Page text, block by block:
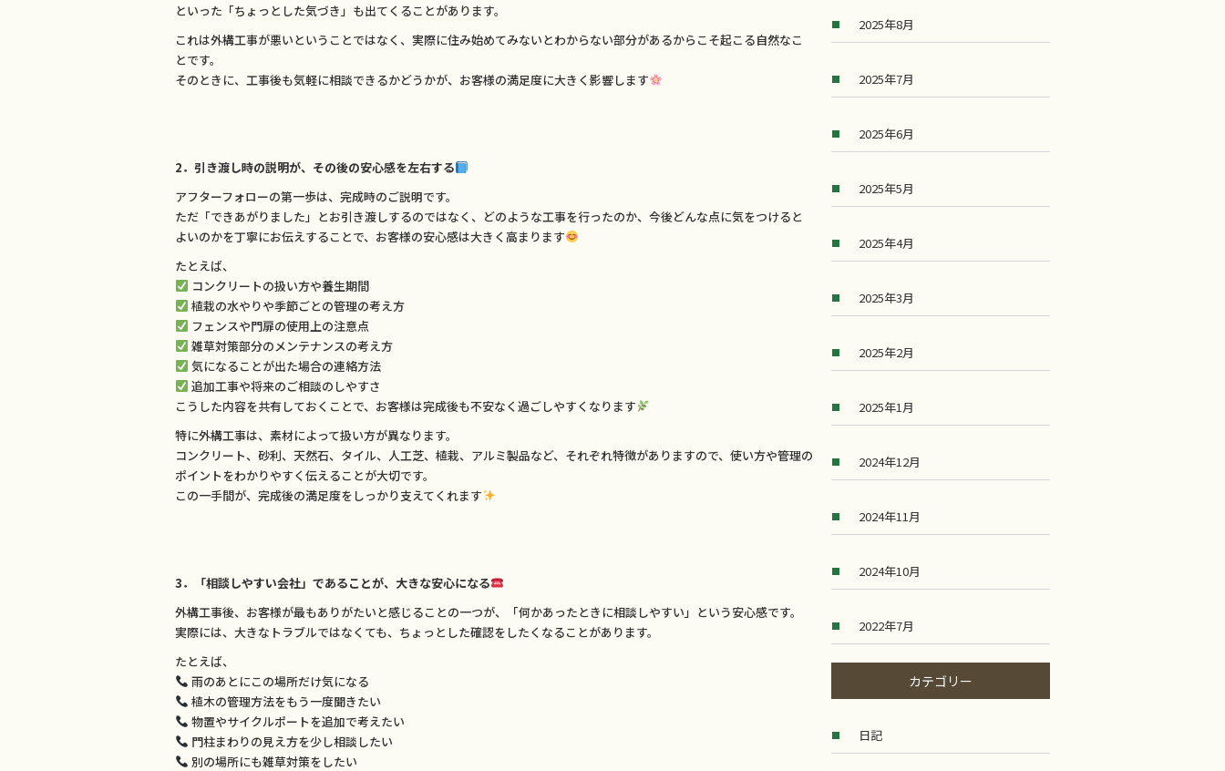
といった「ちょっとした気づき」も出てくることがあります。
これは外構工事が悪いということではなく、実際に住み始めてみないとわからない部分があるからこそ起こる自然なこ
とです。
そのときに、工事後も気軽に相談できるかどうかが、お客様の満足度に大きく影響します
2．引き渡し時の説明が、その後の安心感を左右する
アフターフォローの第一歩は、完成時のご説明です。
ただ「できあがりました」とお引き渡しするのではなく、どのような工事を行ったのか、今後どんな点に気をつけると
よいのかを丁寧にお伝えすることで、お客様の安心感は大きく高まります
たとえば、
コンクリートの扱い方や養生期間
植栽の水やりや季節ごとの管理の考え方
フェンスや門扉の使用上の注意点
雑草対策部分のメンテナンスの考え方
気になることが出た場合の連絡方法
追加工事や将来のご相談のしやすさ
こうした内容を共有しておくことで、お客様は完成後も不安なく過ごしやすくなります
特に外構工事は、素材によって扱い方が異なります。
コンクリート、砂利、天然石、タイル、人工芝、植栽、アルミ製品など、それぞれ特徴がありますので、使い方や管理の
ポイントをわかりやすく伝えることが大切です。
この一手間が、完成後の満足度をしっかり支えてくれます
3．「相談しやすい会社」であることが、大きな安心になる
外構工事後、お客様が最もありがたいと感じることの一つが、「何かあったときに相談しやすい」という安心感です。
実際には、大きなトラブルではなくても、ちょっとした確認をしたくなることがあります。
たとえば、
雨のあとにこの場所だけ気になる
植木の管理方法をもう一度聞きたい
物置やサイクルポートを追加で考えたい
門柱まわりの見え方を少し相談したい
別の場所にも雑草対策をしたい
2025年8月
2025年7月
2025年6月
2025年5月
2025年4月
2025年3月
2025年2月
2025年1月
2024年12月
2024年11月
2024年10月
2022年7月
カテゴリー
日記